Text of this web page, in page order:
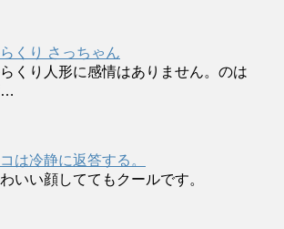
くり さっちゃん
くり人形に感情はありません。のは
…
は冷静に返答する。
いい顔しててもクールです。